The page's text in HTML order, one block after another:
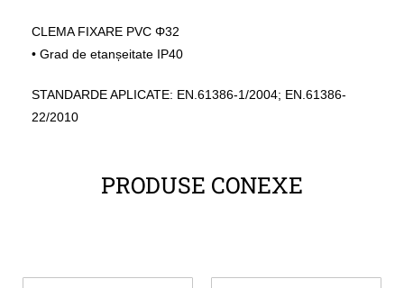
CLEMA FIXARE PVC Φ32
• Grad de etanșeitate IP40
STANDARDE APLICATE: EN.61386-1/2004; EN.61386-
22/2010
PRODUSE CONEXE